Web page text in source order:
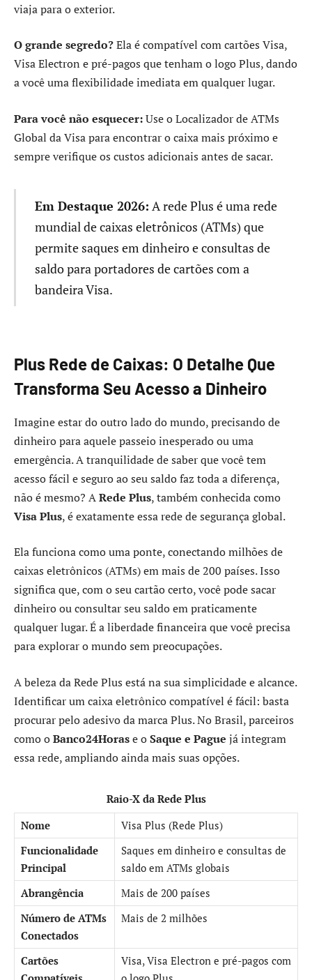
viaja para o exterior.
O grande segredo?Ela é compatível com cartões Visa,
Visa Electron e pré-pagos que tenham o logo Plus, dando
a você uma flexibilidade imediata em qualquer lugar.
Para você não esquecer:Use o Localizador de ATMs
Global da Visa para encontrar o caixa mais próximo e
sempre verifique os custos adicionais antes de sacar.
Em Destaque 2026: A rede Plus é uma rede
mundial de caixas eletrônicos (ATMs) que
permite saques em dinheiro e consultas de
saldo para portadores de cartões com a
bandeira Visa.
Plus Rede de Caixas: O Detalhe Que
Transforma Seu Acesso a Dinheiro
Imagine estar do outro lado do mundo, precisando de
dinheiro para aquele passeio inesperado ou uma
emergência. A tranquilidade de saber que você tem
acesso fácil e seguro ao seu saldo faz toda a diferença,
não é mesmo? ARede Plus, também conhecida como
Visa Plus, é exatamente essa rede de segurança global.
Ela funciona como uma ponte, conectando milhões de
caixas eletrônicos (ATMs) em mais de 200 países. Isso
significa que, com o seu cartão certo, você pode sacar
dinheiro ou consultar seu saldo em praticamente
qualquer lugar. É a liberdade financeira que você precisa
para explorar o mundo sem preocupações.
A beleza da Rede Plus está na sua simplicidade e alcance.
Identificar um caixa eletrônico compatível é fácil: basta
procurar pelo adesivo da marca Plus. No Brasil, parceiros
como oBanco24Horase oSaque e Pague já integram
essa rede, ampliando ainda mais suas opções.
Raio-X da Rede Plus
Nome
Visa Plus (Rede Plus)
Funcionalidade
Principal
Saques em dinheiro e consultas de
saldo em ATMs globais
Abrangência
Mais de 200 países
Número de ATMs
Conectados
Mais de 2 milhões
Cartões
Visa, Visa Electron e pré-pagos com